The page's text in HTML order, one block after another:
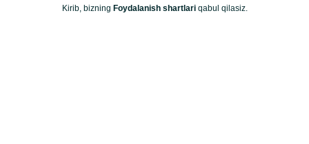
Kirib, bizning Foydalanish shartlariqabul qilasiz.